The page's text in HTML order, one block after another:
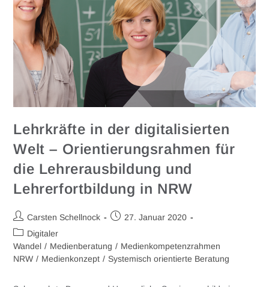
Lehrkräfte in der digitalisierten
Welt – Orientierungsrahmen für
die Lehrerausbildung und
Lehrerfortbildung in NRW
Carsten Schellnock
27. Januar 2020
Digitaler
Wandel / Medienberatung / Medienkompetenzrahmen
NRW / Medienkonzept / Systemisch orientierte Beratung